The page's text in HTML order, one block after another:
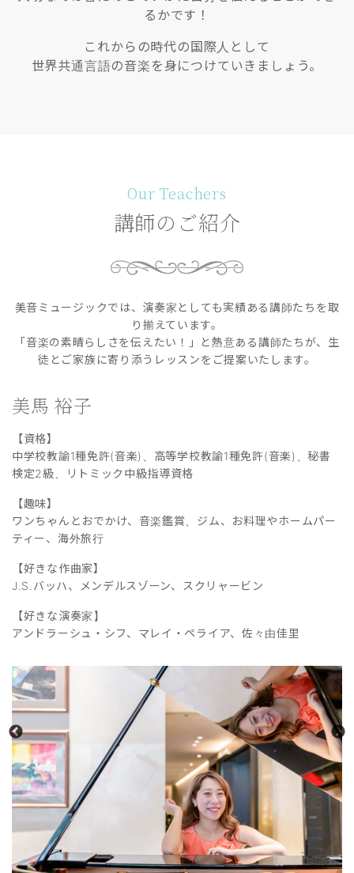
るかです！
これからの時代の国際人として
世界共通言語の音楽を身につけていきましょう。
Our Teachers
講師のご紹介
美音ミュージックでは、演奏家としても実績ある講師たちを取
り揃えています。
「音楽の素晴らしさを伝えたい！」と熱意ある講師たちが、生
徒とご家族に寄り添うレッスンをご提案いたします。
美馬 裕子
【資格】
中学校教諭1種免許(音楽)、高等学校教諭1種免許(音楽)、秘書
検定2級、リトミック中級指導資格
【趣味】
ワンちゃんとおでかけ、音楽鑑賞、ジム、お料理やホームパー
ティー、海外旅行
【好きな作曲家】
J.S.バッハ、メンデルスゾーン、スクリャービン
【好きな演奏家】
アンドラーシュ・シフ、マレイ・ペライア、佐々由佳里